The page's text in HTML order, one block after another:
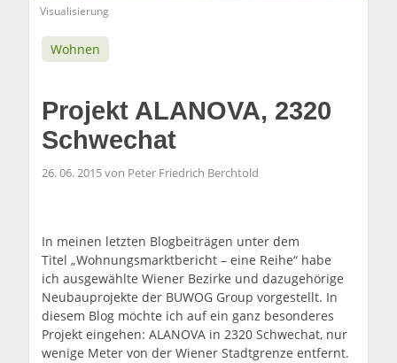
Visualisierung
Wohnen
Projekt ALANOVA, 2320
Schwechat
26. 06. 2015 von Peter Friedrich Berchtold
In meinen letzten Blogbeiträgen unter dem
Titel „Wohnungsmarktbericht – eine Reihe“ habe
ich ausgewählte Wiener Bezirke und dazugehörige
Neubauprojekte der BUWOG Group vorgestellt. In
diesem Blog möchte ich auf ein ganz besonderes
Projekt eingehen: ALANOVA in 2320 Schwechat, nur
wenige Meter von der Wiener Stadtgrenze entfernt.